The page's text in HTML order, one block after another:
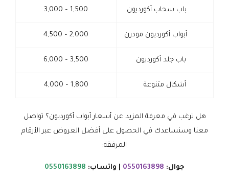
باب سحاب أكورديون 1,500 – 3,000
أبواب أكورديون مودرن 2,000 – 4,500
باب جلد أكورديون 3,500 – 6,000
أشكال متنوعة 1,800 – 4,000
هل ترغب في معرفة المزيد عن أسعار أبواب أكورديون؟ تواصل
معنا وسنساعدك في الحصول على أفضل العروض عبر الأرقام
المرفقة:
جوال: 0550163898 | واتساب: 0550163898